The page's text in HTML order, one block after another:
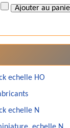
echelle HO
echelle N